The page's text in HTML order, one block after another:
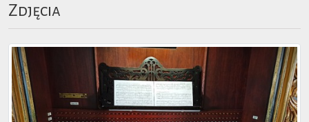
Zdjęcia